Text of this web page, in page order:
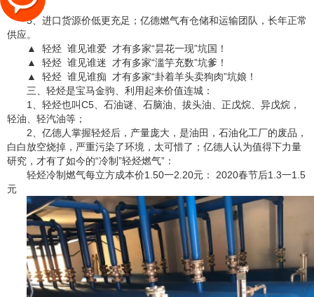
元；
5、进口货源价低更充足；亿德燃气有仓储和运输团队，长年正常
供应。
▲ 轻烃 谁见谁爱 才有多家“昙花一现”坑国！
▲ 轻烃 谁见谁迷 才有多家“滥竽充数”坑爹！
▲ 轻烃 谁见谁痴 才有多家“卦着羊头卖狗肉”坑娘！
三、轻烃是宝马金驹、利用起来价值连城：
1、轻烃也叫C5、石油谜、石脑油、拔头油、正戊烷、异戊烷，
轻油、轻汽油等；
2、亿德人掌握轻烃后，产量庞大，是油田，石油化工厂的废品，
白白放空烧掉，严重污染了环境，太可惜了；亿德人认为值得下力量
研究，才有了如今的“冷制”轻烃燃气”：
轻烃冷制燃气每立方成本价1.50一2.20元： 2020春节后1.3一1.5
元